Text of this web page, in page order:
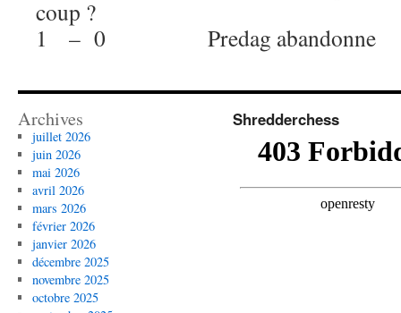
coup ?
1 – 0 Predag abandonne
Archives
juillet 2026
juin 2026
mai 2026
avril 2026
mars 2026
février 2026
janvier 2026
décembre 2025
novembre 2025
octobre 2025
Shredderchess